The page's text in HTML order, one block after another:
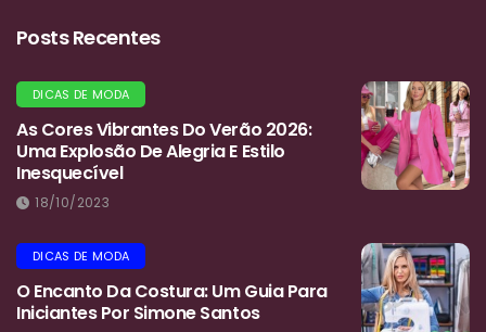
Posts Recentes
DICAS DE MODA
As Cores Vibrantes Do Verão 2026:
Uma Explosão De Alegria E Estilo
Inesquecível
18/10/2023
DICAS DE MODA
O Encanto Da Costura: Um Guia Para
Iniciantes Por Simone Santos